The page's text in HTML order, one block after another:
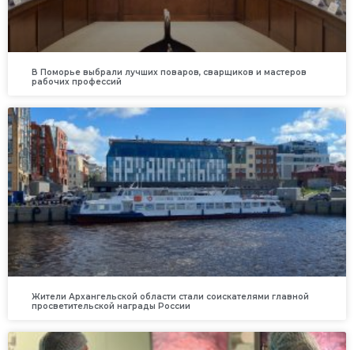
В Поморье выбрали лучших поваров, сварщиков и мастеров
рабочих профессий
Жители Архангельской области стали соискателями главной
просветительской награды России